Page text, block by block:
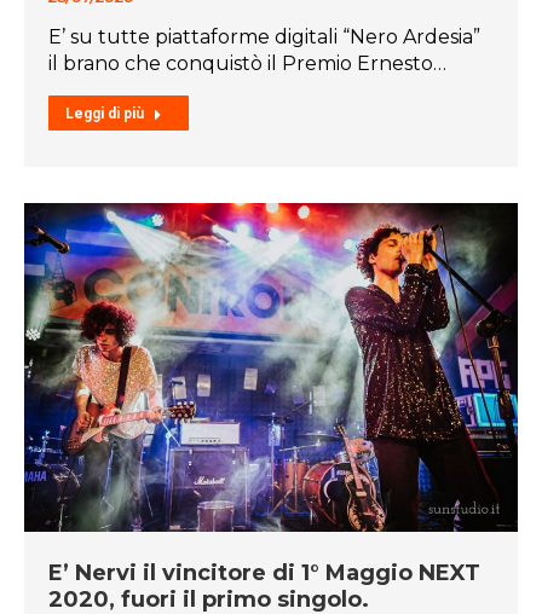
E’ su tutte piattaforme digitali “Nero Ardesia”
il brano che conquistò il Premio Ernesto…
Leggi di più
E’ Nervi il vincitore di 1° Maggio NEXT
2020, fuori il primo singolo.